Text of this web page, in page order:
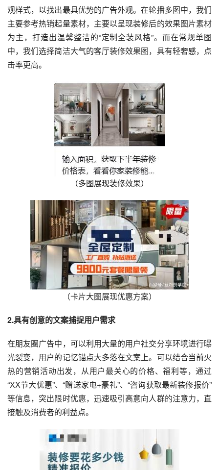
观样式，以找出最具优势的广告外观。在轮播多图中，我们
主要参考热销起量素材，主要以呈现装修后的效果图片素材
为主，打造出温馨整洁的“定制全装风格”。而在常规单图
中，我们选择简洁大气的客厅装修效果图，具有轻奢感，点
击率更高。
（多图展现装修效果）
（卡片大图展现优惠方案）
2.具有创意的文案捕捉用户需求
在朋友圈广告中，可以利用大量的用户社交分享环境进行曝
光裂变，用户的记忆锚点大多落在文案上。可以结合当前火
热的营销活动出发，从用户最关心的价格、福利等，通过
“XX节大优惠”、“赠送家电+豪礼”、“咨询获取最新装修报价”
等信息，突出限时优惠，迅速吸引高意向人群的注意力，直
接触及消费者的利益点。